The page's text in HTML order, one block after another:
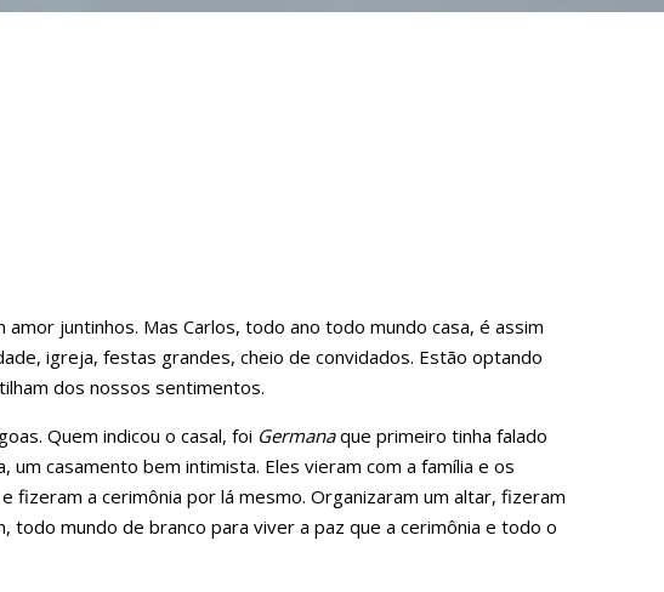
juntinhos. Mas Carlos, todo ano todo mundo casa, é assim
igreja, festas grandes, cheio de convidados. Estão optando
dos nossos sentimentos.
Quem indicou o casal, foi Germanaque primeiro tinha falado
casamento bem intimista. Eles vieram com a família e os
e fizeram a cerimônia por lá mesmo. Organizaram um altar, fizeram
todo mundo de branco para viver a paz que a cerimônia e todo o